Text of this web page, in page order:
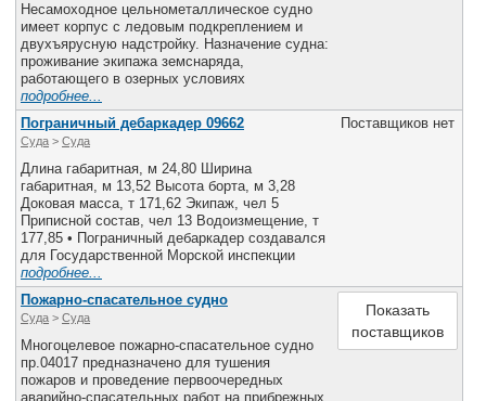
Несамоходное цельнометаллическое судно
имеет корпус с ледовым подкреплением и
двухъярусную надстройку. Назначение судна:
проживание экипажа земснаряда,
работающего в озерных условиях
подробнее...
Пограничный дебаркадер 09662
Суда > Cуда
Длина габаритная, м 24,80 Ширина
габаритная, м 13,52 Высота борта, м 3,28
Доковая масса, т 171,62 Экипаж, чел 5
Приписной состав, чел 13 Водоизмещение, т
177,85 • Пограничный дебаркадер создавался
для Государственной Морской инспекции
подробнее...
Поставщиков нет
Пожарно-спасательное судно
Суда > Cуда
Многоцелевое пожарно-спасательное судно
пр.04017 предназначено для тушения
пожаров и проведение первоочередных
аварийно-спасательных работ на прибрежных
Показать
поставщиков